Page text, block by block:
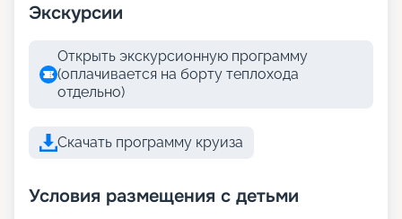
Экскурсии
Открыть экскурсионную программу
(оплачивается на борту теплохода
отдельно)
Скачать программу круиза
Условия размещения с детьми